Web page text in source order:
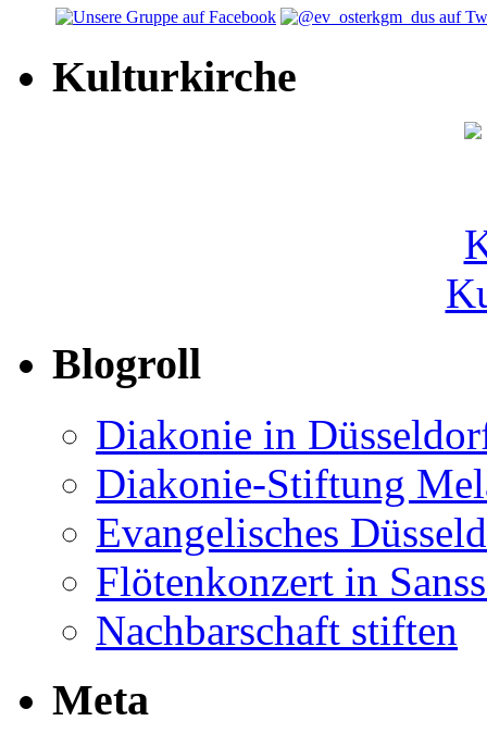
Kulturkirche
Blogroll
Diakonie in
Diakonie-Stiftung
Evangelisches
Flötenkonzert in
Nachbarschaft stiften
Meta